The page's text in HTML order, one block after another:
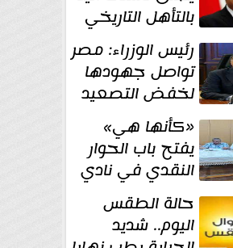
بالتأهل التاريخي
إلى نصف نهائي
رئيس الوزراء: مصر
تواصل جهودها
لخفض التصعيد
والحفاظ على
الإقليمي«كأنها هي»
يفتح باب الحوار
النقدي في نادي
أدب مصر الجديدة
حالة الطقس
اليوم.. شديد